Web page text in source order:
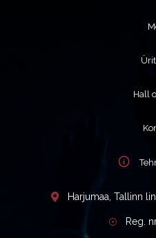
Hall
Harjumaa, Tallinn
Reg.